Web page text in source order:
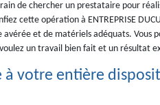
de chercher un prestataire pour
cette opération à ENTREPRISE
et de matériels adéquats. Vous
un travail bien fait et un résultat
à votre entière